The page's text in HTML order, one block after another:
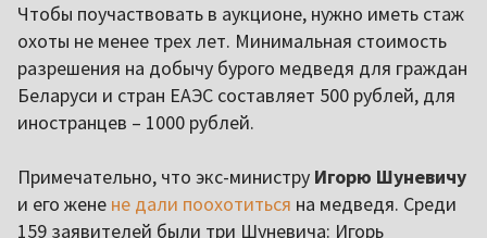
Чтобы поучаствовать в аукционе, нужно иметь стаж
охоты не менее трех лет. Минимальная стоимость
разрешения на добычу бурого медведя для граждан
Беларуси и стран ЕАЭС составляет 500 рублей, для
иностранцев – 1000 рублей.
Примечательно, что экс-министру Игорю Шуневичу
и его жене не дали поохотиться на медведя. Среди
159 заявителей были три Шуневича: Игорь